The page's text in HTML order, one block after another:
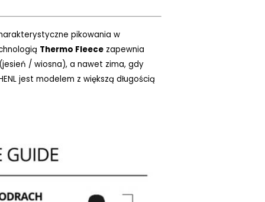
pikowania w
Thermo Fleecezapewnia
/ wiosna), a nawet zima, gdy
jest modelem z większą długością